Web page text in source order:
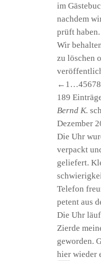
im
nach­dem
prüft haben.
Wir
zu löschen
Navi­
ga­
ti­
on
der
Gäs­
te­
buch­
lis­
te
← 1…45678
189
Bernd K.
Dezem­ber
Die Uhr
ver­packt
gelie­fert.
Tele­fon
pe­tent aus
Die Uhr
Zier­de
gewor­den.
hier wie­der